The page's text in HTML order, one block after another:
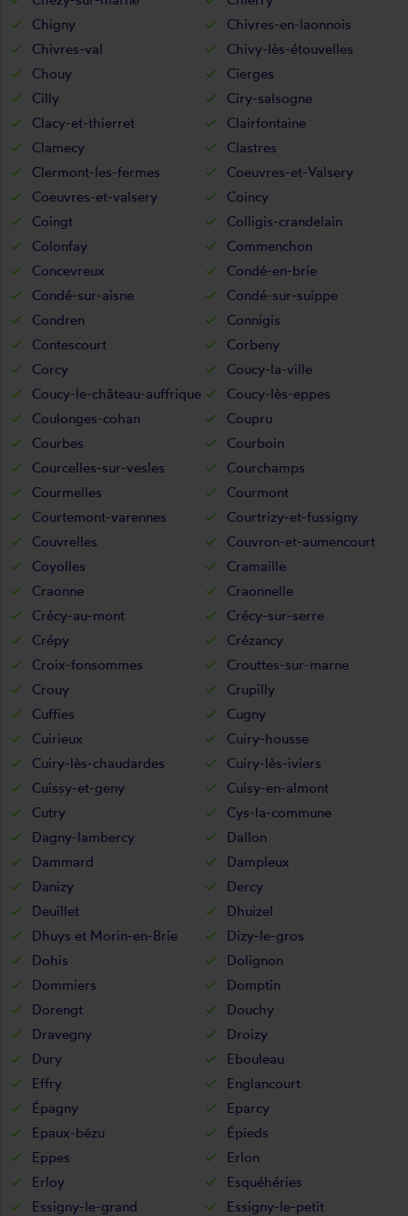
Chigny
Chivres-en-laonnois
Chivres-val
Chivy-lès-étouvelles
Chouy
Cierges
Cilly
Ciry-salsogne
Clacy-et-thierret
Clairfontaine
Clamecy
Clastres
Clermont-les-fermes
Coeuvres-et-Valsery
Coeuvres-et-valsery
Coincy
Coingt
Colligis-crandelain
Colonfay
Commenchon
Concevreux
Condé-en-brie
Condé-sur-aisne
Condé-sur-suippe
Condren
Connigis
Contescourt
Corbeny
Corcy
Coucy-la-ville
Coucy-le-château-auffrique
Coucy-lès-eppes
Coulonges-cohan
Coupru
Courbes
Courboin
Courcelles-sur-vesles
Courchamps
Courmelles
Courmont
Courtemont-varennes
Courtrizy-et-fussigny
Couvrelles
Couvron-et-aumencourt
Coyolles
Cramaille
Craonne
Craonnelle
Crécy-au-mont
Crécy-sur-serre
Crépy
Crézancy
Croix-fonsommes
Crouttes-sur-marne
Crouy
Crupilly
Cuffies
Cugny
Cuirieux
Cuiry-housse
Cuiry-lès-chaudardes
Cuiry-lès-iviers
Cuissy-et-geny
Cuisy-en-almont
Cutry
Cys-la-commune
Dagny-lambercy
Dallon
Dammard
Dampleux
Danizy
Dercy
Deuillet
Dhuizel
Dhuys et Morin-en-Brie
Dizy-le-gros
Dohis
Dolignon
Dommiers
Domptin
Dorengt
Douchy
Dravegny
Droizy
Dury
Ebouleau
Effry
Englancourt
Épagny
Eparcy
Epaux-bézu
Épieds
Eppes
Erlon
Erloy
Esquéhéries
Essigny-le-grand
Essigny-le-petit